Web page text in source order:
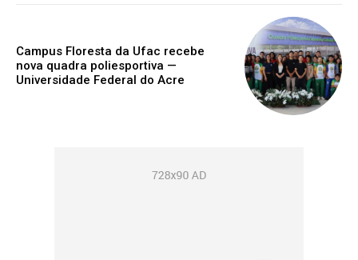
Campus Floresta da Ufac recebe
nova quadra poliesportiva —
Universidade Federal do Acre